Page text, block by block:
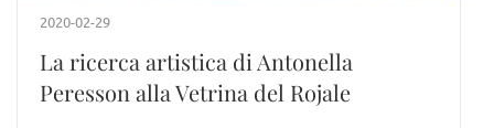
2020-02-29
La ricerca artistica di Antonella
Peresson alla Vetrina del Rojale